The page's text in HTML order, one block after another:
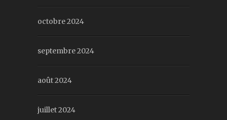
octobre 2024
septembre 2024
août 2024
juillet 2024